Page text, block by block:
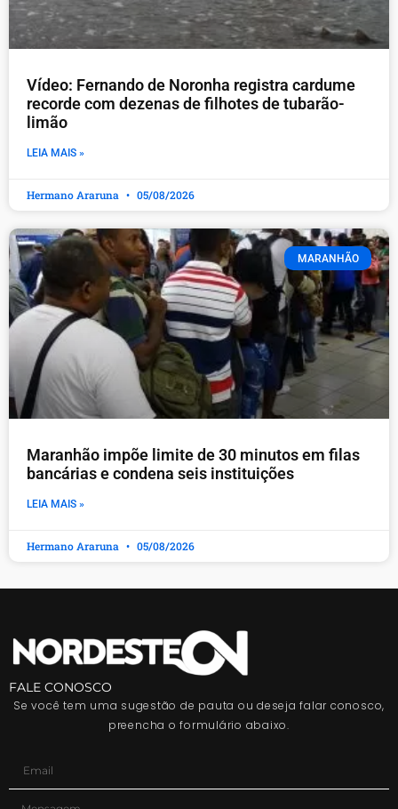
Vídeo: Fernando de Noronha registra cardume
recorde com dezenas de filhotes de tubarão-
limão
LEIA MAIS »
Hermano Araruna 05/08/2026
MARANHÃO
Maranhão impõe limite de 30 minutos em filas
bancárias e condena seis instituições
LEIA MAIS »
Hermano Araruna 05/08/2026
FALE CONOSCO
Se você tem uma sugestão de pauta ou deseja falar conosco,
preencha o formulário abaixo.